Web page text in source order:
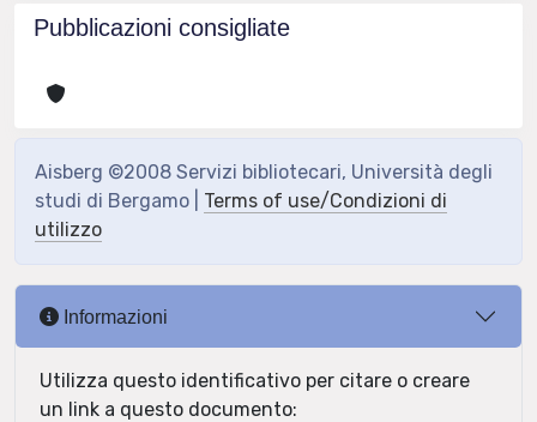
Pubblicazioni consigliate
Aisberg ©2008 Servizi bibliotecari, Università degli
studi di Bergamo | Terms of use/Condizioni di
utilizzo
Informazioni
Utilizza questo identificativo per citare o creare
un link a questo documento: